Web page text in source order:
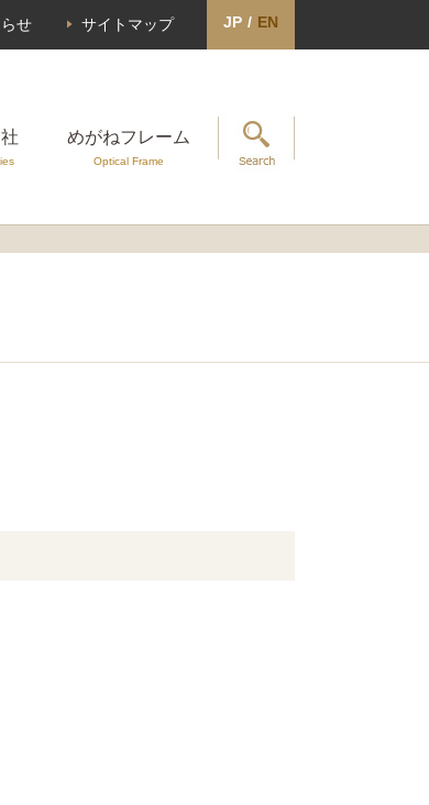
せ サイトマップ JP / EN
めがねフレーム
Optical Frame